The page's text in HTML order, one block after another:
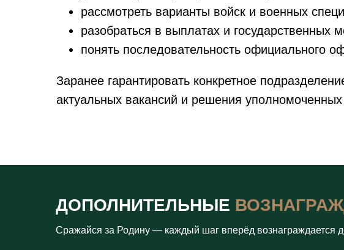
рассмотреть варианты войск и военных
разобраться в выплатах и государственных
понять последовательность официального
Заранее гарантировать конкретное
актуальных вакансий и решения уполномоченных
ДОПОЛНИТЕЛЬНЫЕ
Сражайся за Родину — каждый шаг вперёд вознаграждается